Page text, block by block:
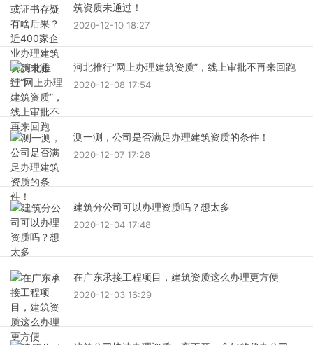
筑资质未通过！
2020-12-10 18:27
河北推行“网上办理建筑资质”，线上审批不再来回跑
2020-12-08 17:54
测一测，公司是否满足办理建筑资质的条件！
2020-12-07 17:28
建筑分公司可以办理资质吗？想太多
2020-12-04 17:48
在广东承接工程项目，建筑资质这么办理更方便
2020-12-03 16:29